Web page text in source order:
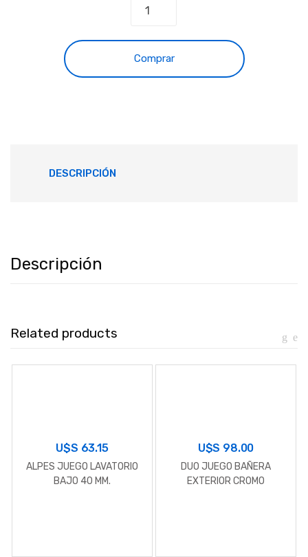
Comprar
DESCRIPCIÓN
Descripción
Related products
U$S 63.15
ALPES JUEGO LAVATORIO
BAJO 40 MM.
U$S 98.00
DUO JUEGO BAÑERA
EXTERIOR CROMO